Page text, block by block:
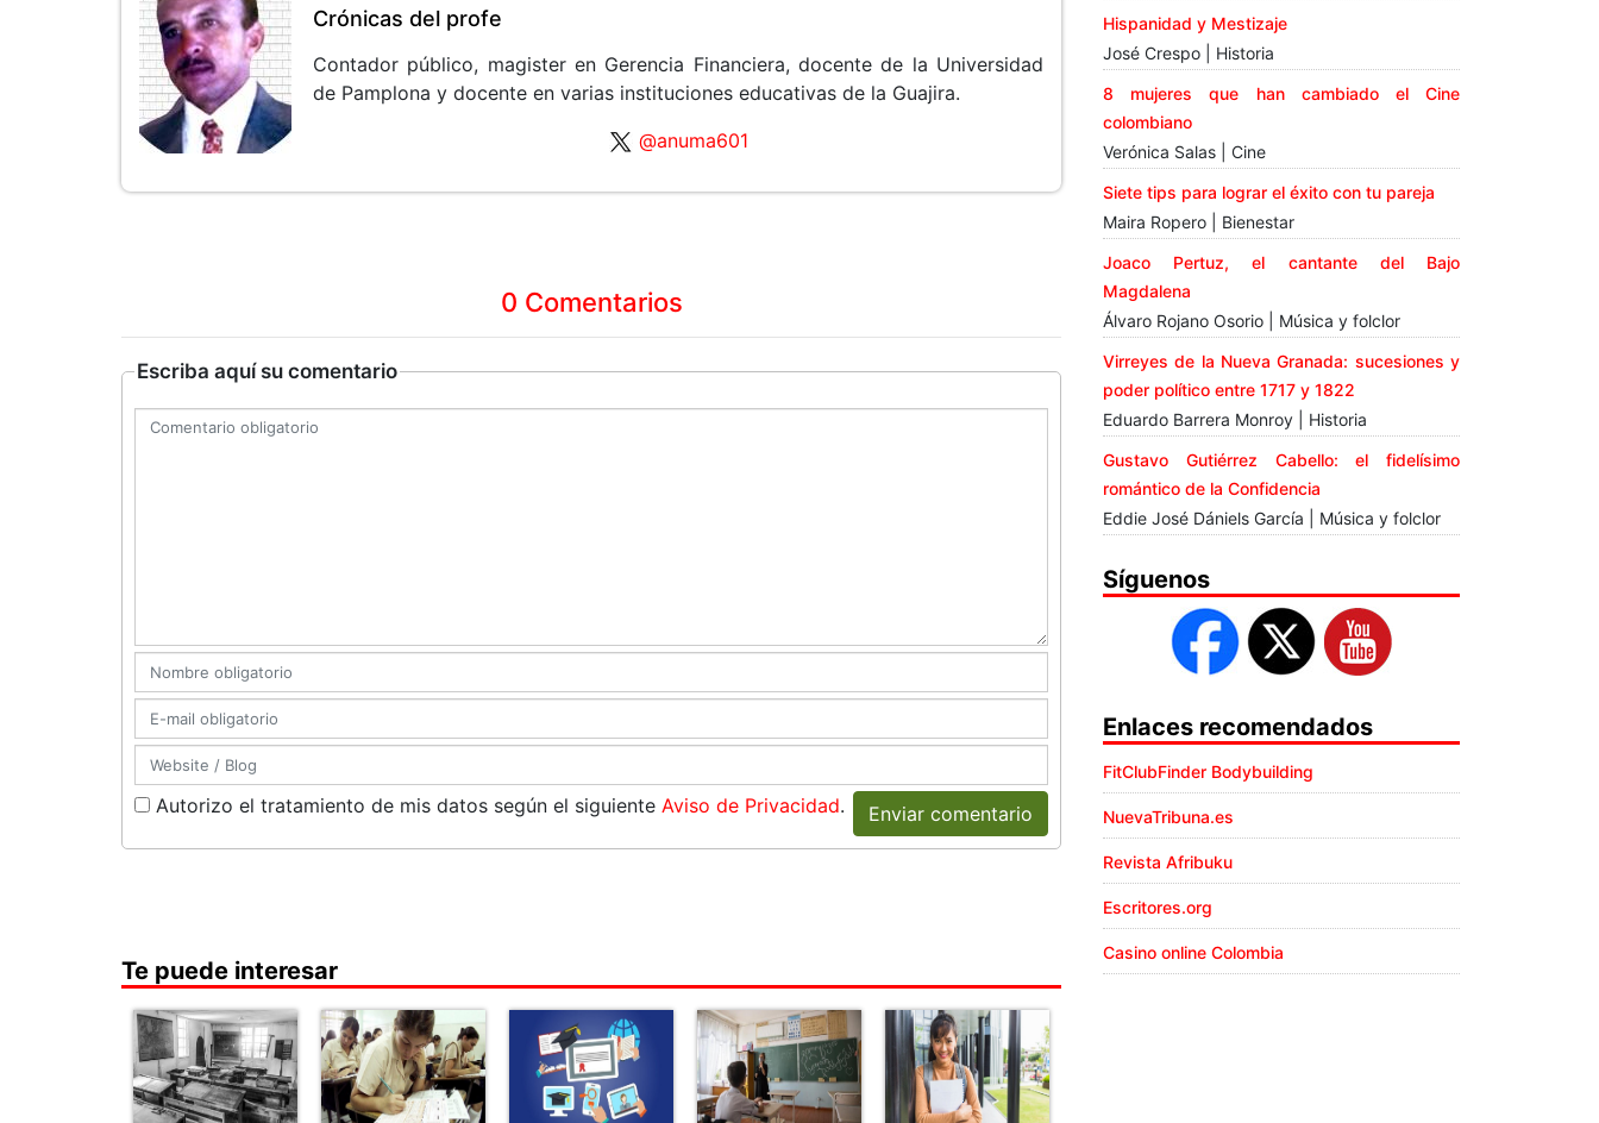
Crónicas del profe
Contador público, magister en Gerencia Financiera, docente de la Universidad
de Pamplona y docente en varias instituciones educativas de la Guajira.
@anuma601
0 Comentarios
Escriba aquí su comentario
Autorizo el tratamiento de mis datos según el siguiente Aviso de Privacidad. Enviar comentario
Te puede interesar
Hispanidad y Mestizaje
José Crespo | Historia
8 mujeres que han cambiado el Cine
colombiano
Verónica Salas | Cine
Siete tips para lograr el éxito con tu pareja
Maira Ropero | Bienestar
Joaco Pertuz, el cantante del Bajo
Magdalena
Álvaro Rojano Osorio | Música y folclor
Virreyes de la Nueva Granada: sucesiones y
poder político entre 1717 y 1822
Eduardo Barrera Monroy | Historia
Gustavo Gutiérrez Cabello: el fidelísimo
romántico de la Confidencia
Eddie José Dániels García | Música y folclor
Síguenos
Enlaces recomendados
FitClubFinder Bodybuilding
NuevaTribuna.es
Revista Afribuku
Escritores.org
Casino online Colombia